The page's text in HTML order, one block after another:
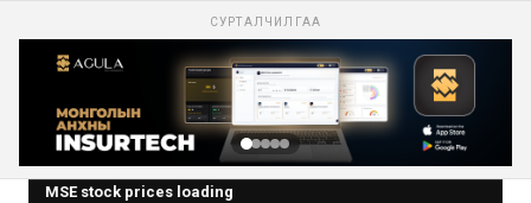
СУРТАЛЧИЛГАА
MSE stock prices loading